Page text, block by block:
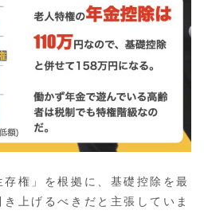
権」を根拠に、基礎控除を最
上げるべきだと主張していま